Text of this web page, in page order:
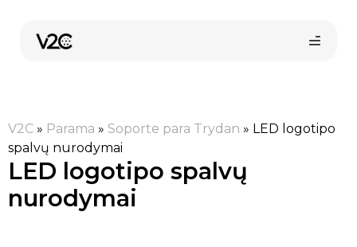
turinio
V2C » Parama » Soporte para Trydan » LED logotipo
spalvų nurodymai
LED logotipo spalvų
nurodymai